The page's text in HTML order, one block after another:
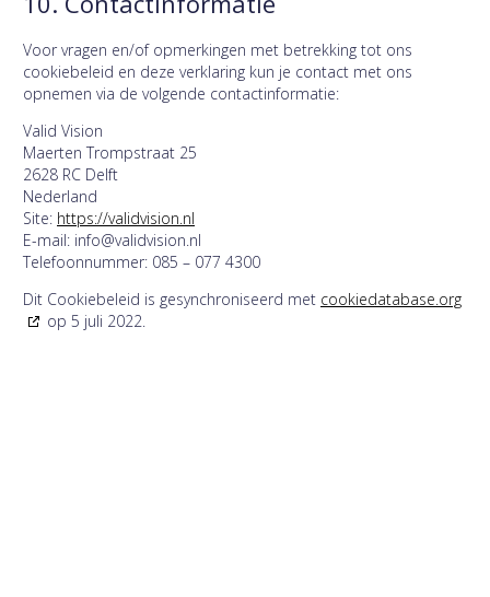
Voor vragen en/of opmerkingen met betrekking tot ons
cookiebeleid en deze verklaring kun je contact met ons
opnemen via de volgende contactinformatie:
Valid Vision
Maerten Trompstraat 25
2628 RC Delft
Nederland
Site: https://validvision.nl
E-mail: info@validvision.nl
Telefoonnummer: 085 – 077 4300
Dit Cookiebeleid is gesynchroniseerd met cookiedatabase.org
op 5 juli 2022.